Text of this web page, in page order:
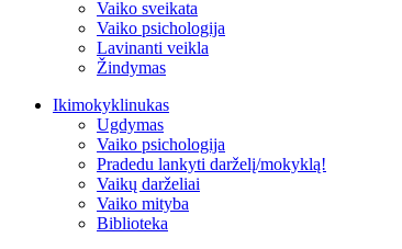
Vaiko sveikata
Vaiko psichologija
Lavinanti veikla
Žindymas
Ikimokyklinukas
Ugdymas
Vaiko psichologija
Pradedu lankyti darželį/mokyklą!
Vaikų darželiai
Vaiko mityba
Biblioteka